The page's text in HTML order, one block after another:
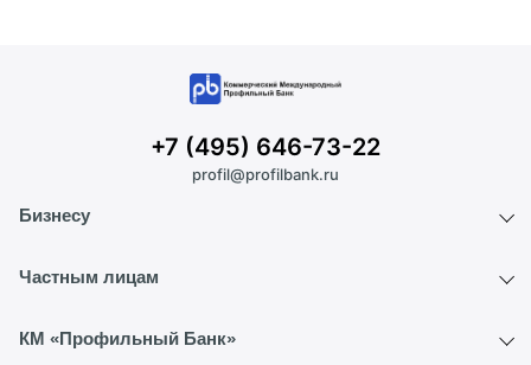
+7 (495) 646-73-22
profil@profilbank.ru
Бизнесу
Расчетный счет
Депозиты
Частным лицам
Вклады
КМ «Профильный Банк»